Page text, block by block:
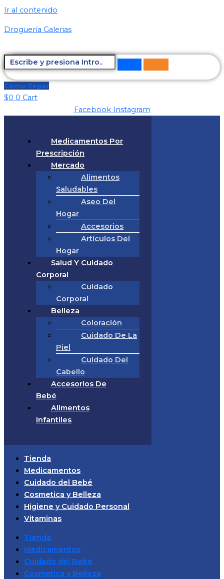
Ir al contenido
Droguería Galerias
Cómo llegar
$0 0 Cart
Facebook Instagram
Medicamentos Por
Prescripción
Mercado
Alimentos
Saludables
Aseo Del
Hogar
Accesorios
Artículos Del
Hogar
Salud Y Cuidado
Corporal
Cuidado
Corporal
Belleza
Coloración
Cuidado De La
Piel
Cuidado Del
Cabello
Accesorios De
Bebé
Alimentos
Infantiles
Tienda
Medicamentos
Cuidado del Bebé
Cosmetica y Belleza
Higiene y Cuidado Personal
Vitaminas
Tienda
Medicamentos
Cuidado del Bebé
Cosmetica y Belleza